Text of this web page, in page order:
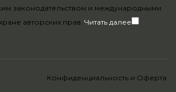
законодательством и международными
авторских прав. Читать далее
Конфиденциальность и Оферта